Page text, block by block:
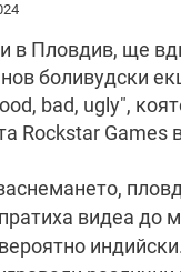
в Пловдив, ще
боливудски
bad, ugly",
Rockstar Games
видеа